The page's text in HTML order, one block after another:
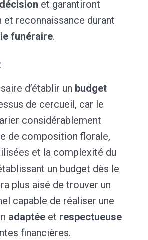
et garantiront
reconnaissance durant
funéraire.
d’établir un budget
de cercueil, car le
considérablement
de composition florale,
et la complexité du
un budget dès le
plus aisé de trouver un
capable de réaliser une
adaptée et respectueuse
financières.